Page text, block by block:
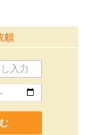
頼